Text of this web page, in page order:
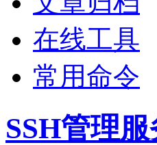
在线工具
常用命令
SSH管理